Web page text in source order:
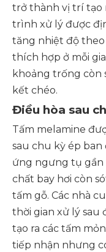
trở thành vị trí tạo
trình xử lý được
tăng nhiệt độ theo
thích hợp ở mỗi
khoảng trống còn
kết chéo.
Điều hòa sau
Tấm melamine
sau chu kỳ ép
ứng ngưng tụ gần
chất bay hơi còn
tấm gỗ. Các nhà
thời gian xử lý sau
tạo ra các tấm
tiếp nhận nhưng